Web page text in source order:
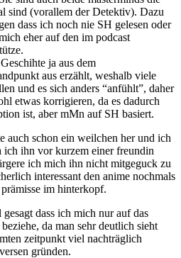
sind (vorallem der Detektiv). Dazu
dass ich noch nie SH gelesen oder
eher auf den im podcast
ja aus dem
aus erzählt, weshalb viele
und es sich anders “anfühlt”, daher
etwas korrigieren, da es dadurch
ist, aber mMn auf SH basiert.
auch schon ein weilchen her und ich
ich ihn vor kurzem einer freundin
ich mich ihn nicht mitgeguck zu
interessant den anime nochmals
im hinterkopf.
dass ich mich nur auf das
da man sehr deutlich sieht
zeitpunkt viel nachträglich
gründen.